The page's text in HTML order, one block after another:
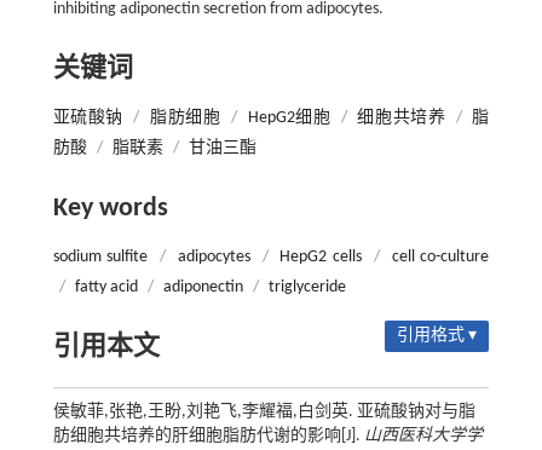
inhibiting adiponectin secretion from adipocytes.
关键词
亚硫酸钠 / 脂肪细胞 / HepG2细胞 / 细胞共培养 / 脂
肪酸 / 脂联素 / 甘油三酯
Key words
sodium sulfite / adipocytes / HepG2 cells /
cell co-culture
/ fatty acid / adiponectin / triglyceride
引用本文 引用格式 ▾
侯敏菲,张艳,王盼,刘艳飞,李耀福,白剑英. 亚硫酸钠对与脂
肪细胞共培养的肝细胞脂肪代谢的影响[J]. 山西医科大学学